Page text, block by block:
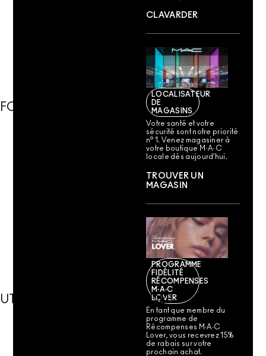
CLAVARDER
LOCALISATEUR
DE
MAGASINS
Votre santé et votre
sécurité sont notre priorité
n° 1. Venez magasiner à
votre boutique M·A·C
locale dès aujourd’hui.
TROUVER UN
MAGASIN
PROGRAMME
FIDÉLITÉ
RÉCOMPENSES
M∙A∙C
LOVER
En tant que membre du
programme de
Récompenses M∙A∙C
Lover, vous recevrez 15%
de rabais sur votre
prochain achat.
FORMULE SANS
UTILISATION RECOMMANDÉE